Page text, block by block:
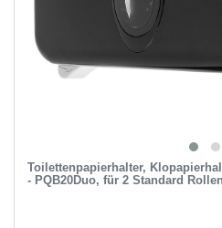
Toilettenpapierhalter,
- PQB20Duo, für 2 Standard